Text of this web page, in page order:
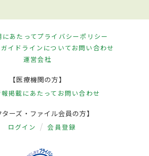
にあたってプライバシーポリシー
イドラインについてお問い合わせ
運営会社
【医療機関の方】
掲載にあたって お問い合わせ
ターズ・ファイル会員の方】
ログイン 会員登録